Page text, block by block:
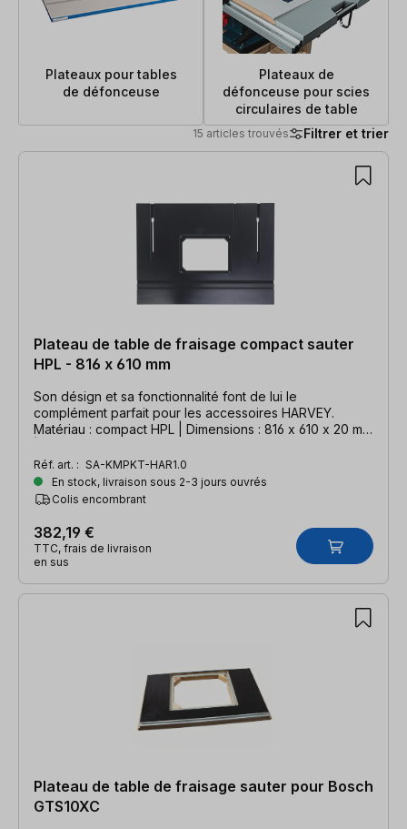
Plateaux pour tables
de défonceuse
Plateaux de
défonceuse pour scies
circulaires de table
15 articles trouvés Filtrer et trier
15 articles trouvés
Plateau de table de fraisage compact sauter
HPL - 816 x 610 mm
Son désign et sa fonctionnalité font de lui le
complément parfait pour les accessoires HARVEY.
Matériau : compact HPL | Dimensions : 816 x 610 x 20 mm
Réf. art. : SA-KMPKT-HAR1.0
En stock, livraison sous 2-3 jours ouvrés
Colis encombrant
382,19 €
TTC, frais de livraison
en sus
Plateau de table de fraisage sauter pour Bosch
GTS10XC